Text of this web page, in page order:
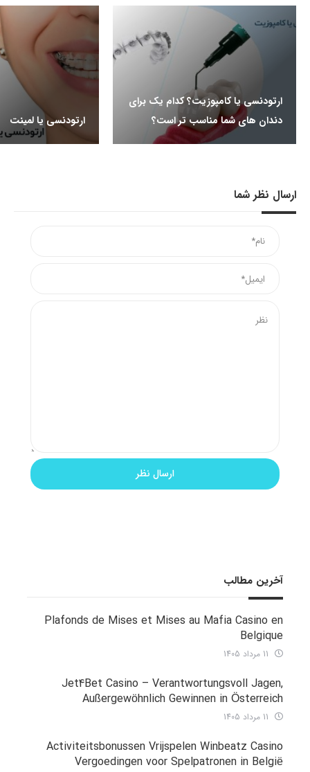
ارتودنسی یا کامپوزیت؟ کدام یک برای
دندان های شما مناسب تر است؟
ارتودنسی یا لمینت
ارسال نظر شما
آخرین مطالب
Plafonds de Mises et Mises au Mafia Casino en
Belgique
Jet4Bet Casino – Verantwortungsvoll Jagen,
Außergewöhnlich Gewinnen in Österreich
Activiteitsbonussen Vrijspelen Winbeatz Casino
Vergoedingen voor Spelpatronen in België